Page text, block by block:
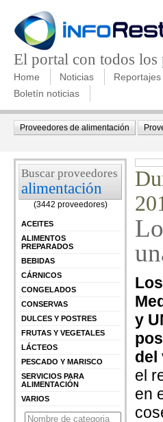
El portal con todos los
Home Noticias Reportajes
Boletín noticias
Proveedores de alimentación
Buscar proveedores
alimentación
(3442 proveedores)
ACEITES
ALIMENTOS
PREPARADOS
BEBIDAS
CÁRNICOS
CONGELADOS
CONSERVAS
DULCES Y POSTRES
FRUTAS Y VEGETALES
LÁCTEOS
PESCADO Y MARISCO
SERVICIOS PARA
ALIMENTACIÓN
VARIOS
y
del
el
en